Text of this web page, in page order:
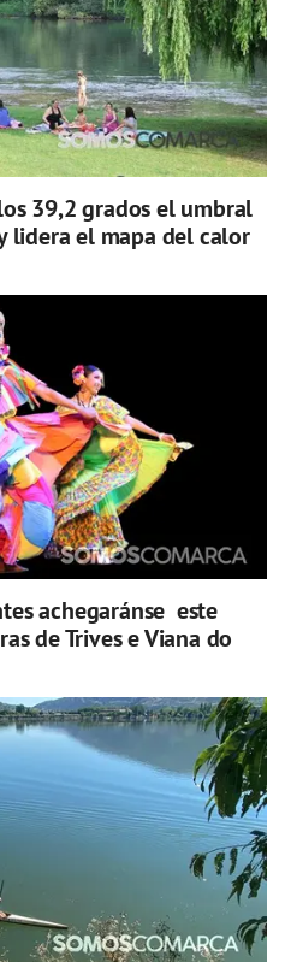
39,2 grados el umbral
lidera el mapa del calor
achegaránse este
de Trives e Viana do